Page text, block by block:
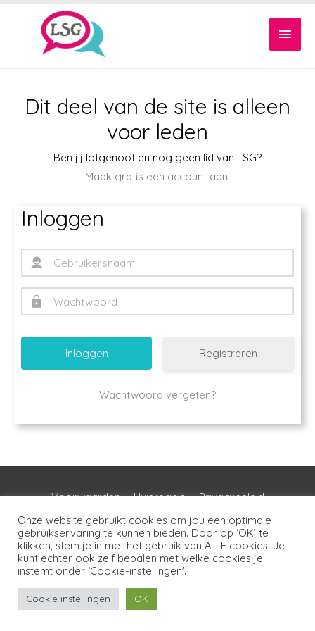
Dit deel van de site is alleen
voor leden
Ben jij lotgenoot en nog geen lid van LSG?
Maak gratis een account aan.
Inloggen
Registreren
Wachtwoord vergeten?
Voorwaarden Huisregels
Privacybeleid
Disclaimer
Over LSG Ons netwerk Contact
Copyright © 2026Lotgenoten Seksueel Geweld
Onze website gebruikt cookies om jou een optimale
gebruikservaring te kunnen bieden. Door op ‘OK’ te
klikken, stem je in met het gebruik van ALLE cookies. Je
kunt echter ook zelf bepalen met welke cookies je
instemt onder ‘Cookie-instellingen'.
Cookie instellingen OK